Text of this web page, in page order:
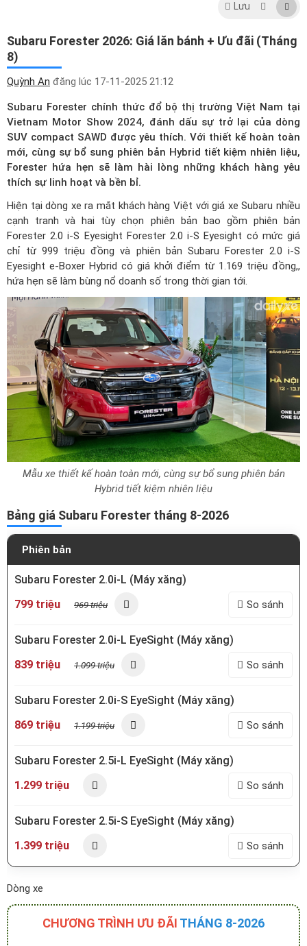
Lưu
Subaru Forester 2026: Giá lăn bánh + Ưu đãi (Tháng
8)
Quỳnh An đăng lúc 17-11-2025 21:12
Subaru Forester chính thức đổ bộ thị trường Việt Nam tại
Vietnam Motor Show 2024, đánh dấu sự trở lại của dòng
SUV compact SAWD được yêu thích. Với thiết kế hoàn toàn
mới, cùng sự bổ sung phiên bản Hybrid tiết kiệm nhiên liệu,
Forester hứa hẹn sẽ làm hài lòng những khách hàng yêu
thích sự linh hoạt và bền bỉ.
Hiện tại dòng xe ra mắt khách hàng Việt vớigiá xe Subaru nhiều
cạnh tranh và hai tùy chọn phiên bản bao gồm phiên bản
Forester 2.0 i-S Eyesight Forester 2.0 i-S Eyesight có mức giá
chỉ từ 999 triệu đồng và phiên bản Subaru Forester 2.0 i-S
Eyesight e-Boxer Hybrid có giá khởi điểm từ 1.169 triệu đồng,,
hứa hẹn sẽ làm bùng nổ doanh số trong thời gian tới.
Mẫu xe thiết kế hoàn toàn mới, cùng sự bổ sung phiên bản
Hybrid tiết kiệm nhiên liệu
Bảng giá Subaru Forester tháng 8-2026
Phiên bản
Subaru Forester 2.0i-L (Máy xăng)
799 triệu
969 triệu So sánh
Subaru Forester 2.0i-L EyeSight (Máy xăng)
839 triệu
1.099 triệu So sánh
Subaru Forester 2.0i-S EyeSight (Máy xăng)
869 triệu
1.199 triệu So sánh
Subaru Forester 2.5i-L EyeSight (Máy xăng)
1.299 triệu
So sánh
Subaru Forester 2.5i-S EyeSight (Máy xăng)
1.399 triệu
So sánh
Dòng xe
CHƯƠNG TRÌNH ƯU ĐÃI THÁNG 8-2026